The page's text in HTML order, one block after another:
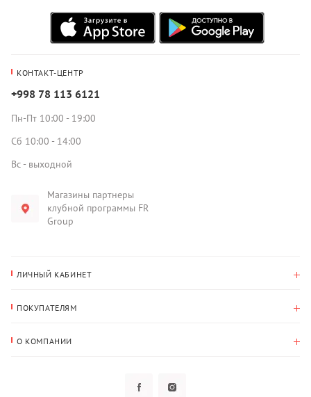
КОНТАКТ-ЦЕНТР
+998 78 113 6121
Пн-Пт 10:00 - 19:00
Сб 10:00 - 14:00
Вс - выходной
Магазины партнеры
клубной программы FR
Group
ЛИЧНЫЙ КАБИНЕТ
Адрес для доставки
ПОКУПАТЕЛЯМ
О КОМПАНИИ
Политика конфиденциальности